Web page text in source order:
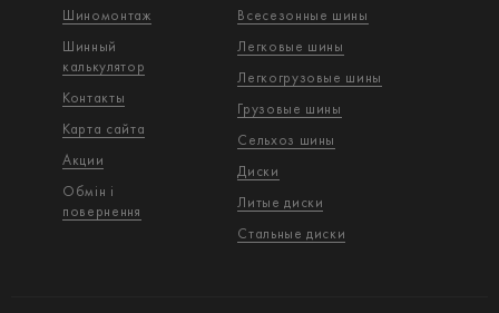
Шиномонтаж
Шинный
калькулятор
Контакты
Карта сайта
Акции
Обмін і
повернення
Всесезонные шины
Легковые шины
Легкогрузовые шины
Грузовые шины
Сельхоз шины
Диски
Литые диски
Стальные диски